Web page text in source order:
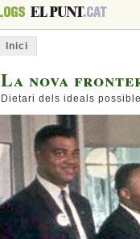
Inici
La nova
Dietari dels ideals